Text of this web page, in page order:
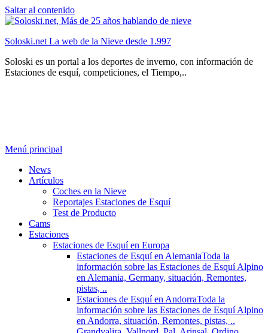
Saltar al contenido
Soloski.net La web de la Nieve desde 1.997
Soloski es un portal a los deportes de inverno, con información de
Estaciones de esquí, competiciones, el Tiempo,..
Menú principal
News
Artículos
Coches en la Nieve
Reportajes Estaciones de Esquí
Test de Producto
Cams
Estaciones
Estaciones de Esquí en Europa
Estaciones de Esquí en AlemaniaToda la
información sobre las Estaciones de Esquí Alpino
en Alemania, Germany, situación, Remontes,
pistas, ..
Estaciones de Esquí en AndorraToda la
información sobre las Estaciones de Esquí Alpino
en Andorra, situación, Remontes, pistas, ..